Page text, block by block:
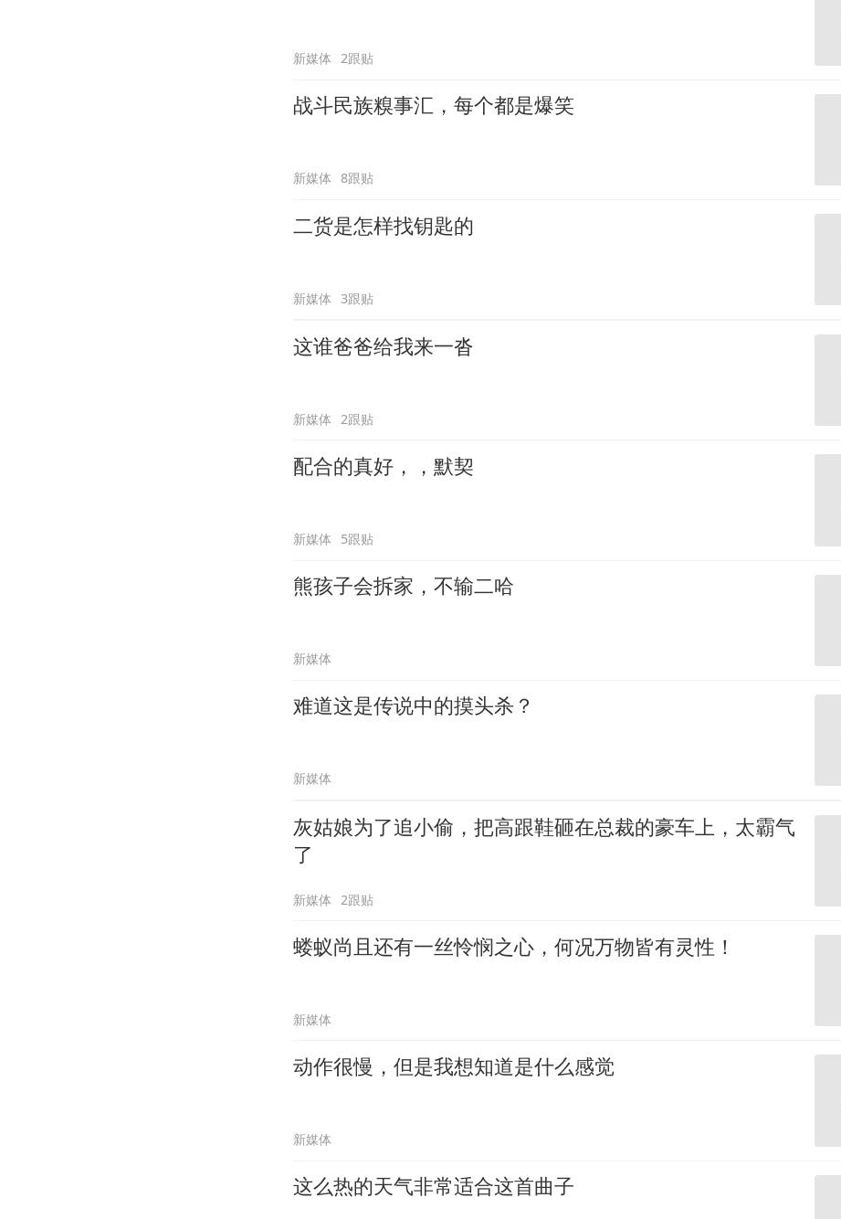
新媒体 2跟贴
战斗民族糗事汇，每个都是爆笑
新媒体 8跟贴
二货是怎样找钥匙的
新媒体 3跟贴
这谁爸爸给我来一沓
新媒体 2跟贴
配合的真好，，默契
新媒体 5跟贴
熊孩子会拆家，不输二哈
新媒体
难道这是传说中的摸头杀？
新媒体
灰姑娘为了追小偷，把高跟鞋砸在总裁的豪车上，太霸气
了
新媒体 2跟贴
蝼蚁尚且还有一丝怜悯之心，何况万物皆有灵性！
新媒体
动作很慢，但是我想知道是什么感觉
新媒体
这么热的天气非常适合这首曲子